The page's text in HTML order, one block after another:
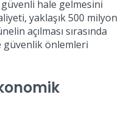
güvenli hale gelmesini
yaklaşık 500 milyon
açılması sırasında
güvenlik önlemleri